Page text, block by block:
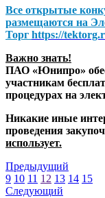
Все открытые
размещаются на
Торг https://
Важно знать!
ПАО «Юнипро»
участникам
процедурах на
Никакие иные
проведения
использует.
Предыдущий
9 10 11 12 13 14 15
Следующий